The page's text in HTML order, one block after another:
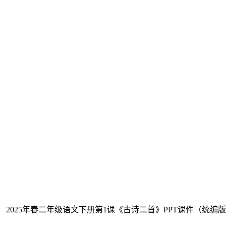
年春二年级语文下册第1课《古诗二首》PPT课件（统编